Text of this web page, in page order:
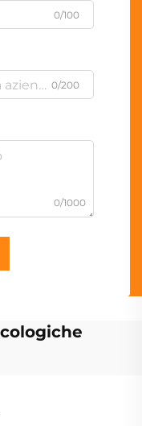
0/100
0/200
0/1000